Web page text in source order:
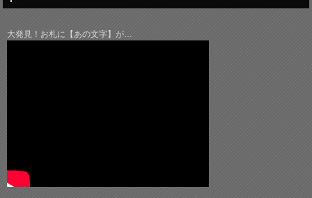
大発見！お札に【あの文字】が…